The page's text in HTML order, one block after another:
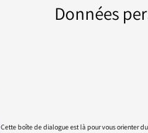
Données
Cette boîte de dialogue est là pour vous orienter